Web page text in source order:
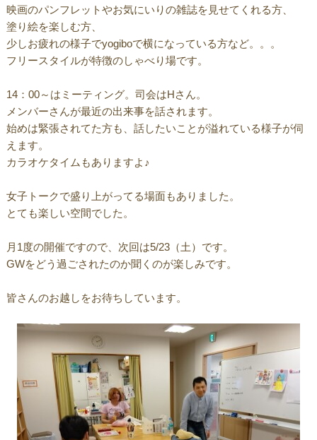
映画のパンフレットやお気にいりの雑誌を見せてくれる方、
塗り絵を楽しむ方、
少しお疲れの様子でyogiboで横になっている方など。。。
フリースタイルが特徴のしゃべり場です。
14：00～はミーティング。司会はHさん。
メンバーさんが最近の出来事を話されます。
始めは緊張されてた方も、話したいことが溢れている様子が伺
えます。
カラオケタイムもありますよ♪
女子トークで盛り上がってる場面もありました。
とても楽しい空間でした。
月1度の開催ですので、次回は5/23（土）です。
GWをどう過ごされたのか聞くのが楽しみです。
皆さんのお越しをお待ちしています。